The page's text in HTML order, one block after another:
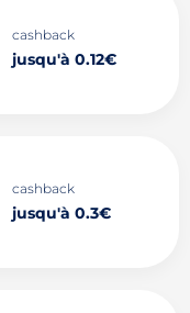
cashback
jusqu'à 0.12€
cashback
jusqu'à 0.3€